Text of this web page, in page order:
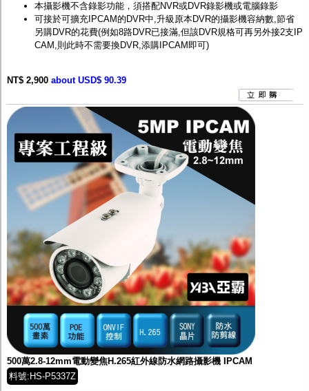
本攝影機不含錄影功能，須搭配NVR或DVR錄影機或電腦錄影
可接於可擴充IPCAM的DVR中,升級原本DVR的攝影機容納數,節省
另購DVR的花費(例如8路DVR已接滿,但該DVR規格可再另外接2支IP
CAM,則此時不需要換DVR,添購IPCAM即可)
NT$ 2,900 about USD$ 90.39
500萬2.8-12mm電動變焦H.265紅外線防水網路攝影機 IPCAM
料號:HS-P5337Z